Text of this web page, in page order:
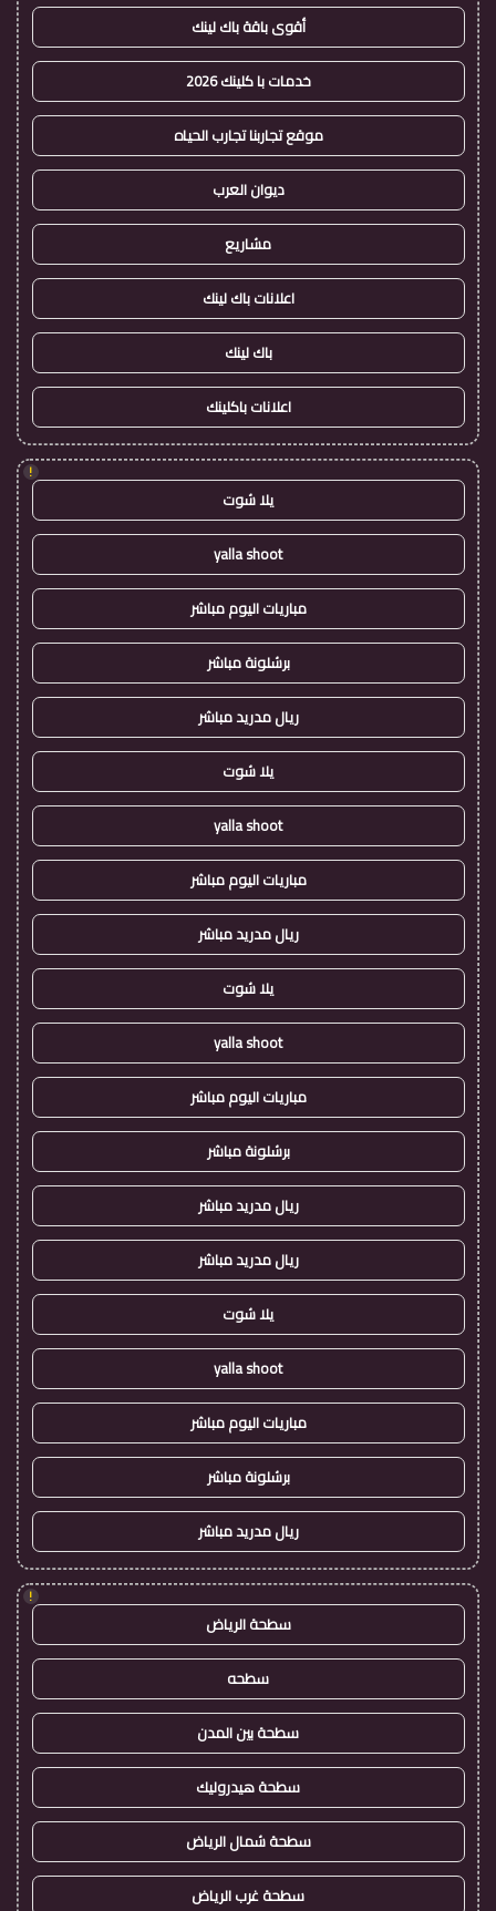
أقوى باقة باك لينك
خدمات با كلينك 2026
موقع تجاربنا تجارب الحياه
ديوان العرب
مشاريع
اعلانات باك لينك
باك لينك
اعلانات باكلينك
!
يلا شوت
yalla shoot
مباريات اليوم مباشر
برشلونة مباشر
ريال مدريد مباشر
يلا شوت
yalla shoot
مباريات اليوم مباشر
ريال مدريد مباشر
يلا شوت
yalla shoot
مباريات اليوم مباشر
برشلونة مباشر
ريال مدريد مباشر
ريال مدريد مباشر
يلا شوت
yalla shoot
مباريات اليوم مباشر
برشلونة مباشر
ريال مدريد مباشر
!
سطحة الرياض
سطحه
سطحة بين المدن
سطحة هيدروليك
سطحة شمال الرياض
سطحة غرب الرياض